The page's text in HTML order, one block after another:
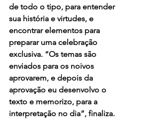
de todo o tipo, para entender
sua história e virtudes, e
encontrar elementos para
preparar uma celebração
exclusiva. “Os temas são
enviados para os noivos
aprovarem, e depois da
aprovação eu desenvolvo o
texto e memorizo, para a
interpretação no dia”, finaliza.